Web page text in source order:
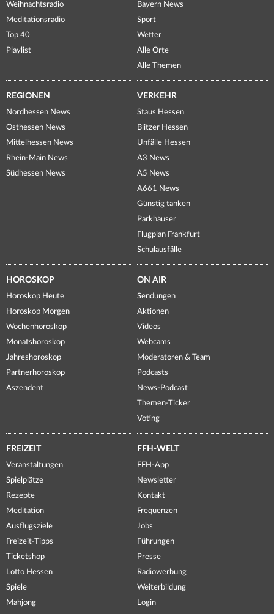
Weihnachtsradio
Meditationsradio
Top 40
Playlist
Bayern News
Sport
Wetter
Alle Orte
Alle Themen
REGIONEN
Nordhessen News
Osthessen News
Mittelhessen News
Rhein-Main News
Südhessen News
VERKEHR
Staus Hessen
Blitzer Hessen
Unfälle Hessen
A3 News
A5 News
A661 News
Günstig tanken
Parkhäuser
Flugplan Frankfurt
Schulausfälle
HOROSKOP
Horoskop Heute
Horoskop Morgen
Wochenhoroskop
Monatshoroskop
Jahreshoroskop
Partnerhoroskop
Aszendent
ON AIR
Sendungen
Aktionen
Videos
Webcams
Moderatoren & Team
Podcasts
News-Podcast
Themen-Ticker
Voting
FREIZEIT
Veranstaltungen
Spielplätze
Rezepte
Meditation
Ausflugsziele
Freizeit-Tipps
Ticketshop
Lotto Hessen
Spiele
Mahjong
FFH-WELT
FFH-App
Newsletter
Kontakt
Frequenzen
Jobs
Führungen
Presse
Radiowerbung
Weiterbildung
Login